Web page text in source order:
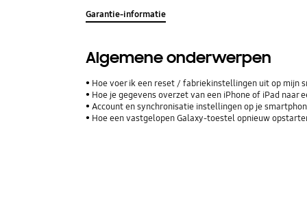
Garantie-informatie
Algemene onderwerpen
Hoe voer ik een reset / fabriekinstellingen uit op mijn
Hoe je gegevens overzet van een iPhone of iPad
Account en synchronisatie instellingen op je
Hoe een vastgelopen Galaxy-toestel opnieuw